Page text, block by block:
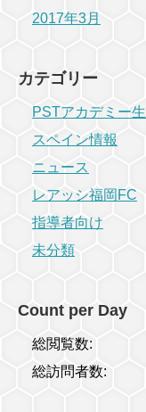
2017年3月
カテゴリー
PSTアカデミー生
スペイン情報
ニュース
レアッシ福岡FC
指導者向け
未分類
Count per Day
総閲覧数:
総訪問者数: